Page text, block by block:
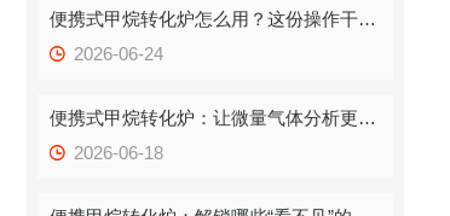
便携式甲烷转化炉怎么用？这份操作干货，新手也能快速拿捏
2026-06-24
便携式甲烷转化炉：让微量气体分析更高效、更灵活
2026-06-18